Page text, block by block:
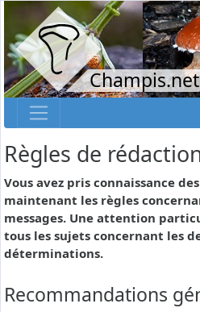
Champis.net
Règles de
Vous avez pris connaissance des
maintenant les règles
messages. Une attention
tous les sujets concernant les
déterminations.
Recommandations